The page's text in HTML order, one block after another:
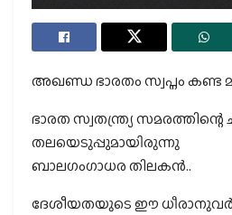
അഖണ്ഡ ഭാരതം സ്വപ്നം കണ്ട
ഭാരത സ്വതന്ത്ര്യ സമരത്തിന്റെ
തലയെടുപ്പുമായിരുന്നു
ബാലഗംഗാധര തിലകന്‍..
ദേശീയതയുടെ ഈ